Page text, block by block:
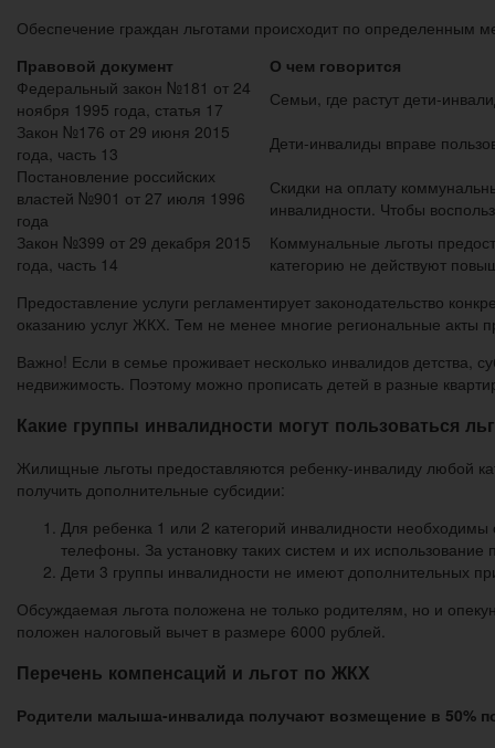
Обеспечение граждан льготами происходит по определенным
Правовой документ
О чем говорится
Федеральный закон №181 от 24
ноября 1995 года, статья 17
Семьи, где растут дети-
Закон №176 от 29 июня 2015
года, часть 13
Дети-инвалиды вправе
Постановление российских
властей №901 от 27 июля 1996
года
Скидки на оплату
инвалидности. Чтобы
Закон №399 от 29 декабря 2015
года, часть 14
Коммунальные льготы
категорию не действуют
Предоставление услуги регламентирует законодательство
оказанию услуг ЖКХ. Тем не менее многие региональные акты
Важно! Если в семье проживает несколько инвалидов детства,
недвижимость. Поэтому можно прописать детей в разные
Какие группы инвалидности могут пользоваться
Жилищные льготы предоставляются ребенку-инвалиду любой
получить дополнительные субсидии:
Для ребенка 1 или 2 категорий инвалидности
телефоны. За установку таких систем и их использование
Дети 3 группы инвалидности не имеют дополнительных
Обсуждаемая льгота положена не только родителям, но и
положен налоговый вычет в размере 6000 рублей.
Перечень компенсаций и льгот по ЖКХ
Родители малыша-инвалида получают возмещение в 50%